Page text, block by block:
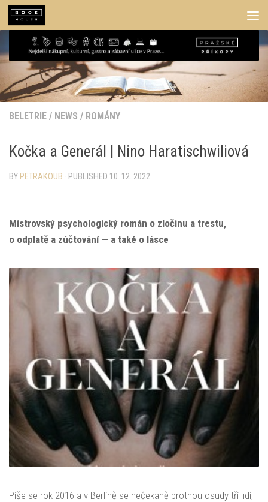
Skip to content
BELETRIE / NEWS / ROMÁNY
Kočka a Generál | Nino Haratischwiliová
BY PETRAKOUB · PUBLISHED 10. 12. 2022
Mistrovský psychologický román o zločinu a trestu,
o odplatě a zúčtování — a také o lásce
Píše se rok 2016 a v Berlíně se nečekaně protnou osudy tří lidí,